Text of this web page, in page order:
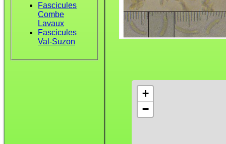
Fascicules
Combe
Lavaux
Fascicules
Val-Suzon
+
−